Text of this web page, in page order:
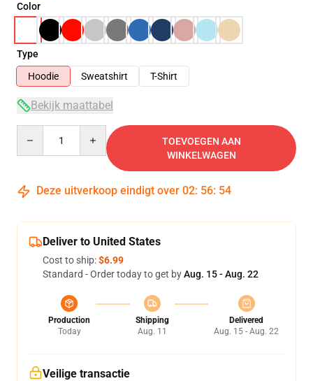
Color
Type
Hoodie
Sweatshirt T-Shirt
Bekijk maattabel
TOEVOEGEN AAN
WINKELWAGEN
Deze uitverkoop eindigt over 02: 56: 53
Deliver to United States
Cost to ship:$6.99
Standard - Order today to get byAug. 15 - Aug. 22
Production
Today
Shipping
Aug. 11
Delivered
Aug. 15 - Aug. 22
Veilige transactie